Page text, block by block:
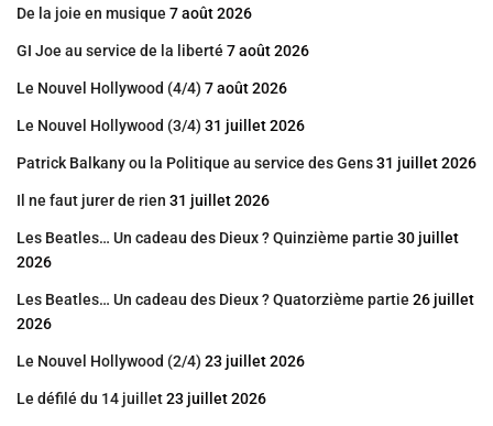
De la joie en musique 7 août 2026
GI Joe au service de la liberté 7 août 2026
Le Nouvel Hollywood (4/4) 7 août 2026
Le Nouvel Hollywood (3/4) 31 juillet 2026
Patrick Balkany ou la Politique au service des Gens31 juillet 2026
Il ne faut jurer de rien 31 juillet 2026
Les Beatles… Un cadeau des Dieux ? Quinzième partie 30 juillet
2026
Les Beatles… Un cadeau des Dieux ? Quatorzième partie 26 juillet
2026
Le Nouvel Hollywood (2/4) 23 juillet 2026
Le défilé du 14 juillet23 juillet 2026